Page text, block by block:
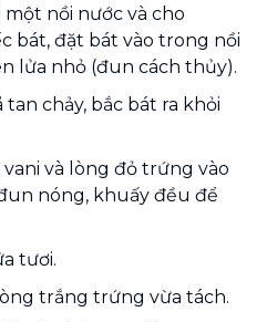
nồi nước và cho
bát, đặt bát vào trong nồi
lửa nhỏ (đun cách thủy).
tan chảy, bắc bát ra khỏi
và lòng đỏ trứng vào
nóng, khuấy đều để
tươi.
trắng trứng vừa tách.